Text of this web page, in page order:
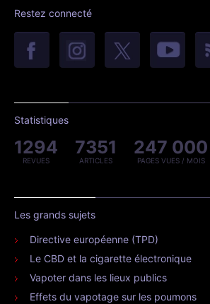
Restez connecté
Statistiques
1294
REVUES
7351
ARTICLES
247 000
PAGES VUES / MOIS
Les grands sujets
Directive européenne (TPD)
Le CBD et la cigarette électronique
Vapoter dans les lieux publics
Effets du vapotage sur les poumons